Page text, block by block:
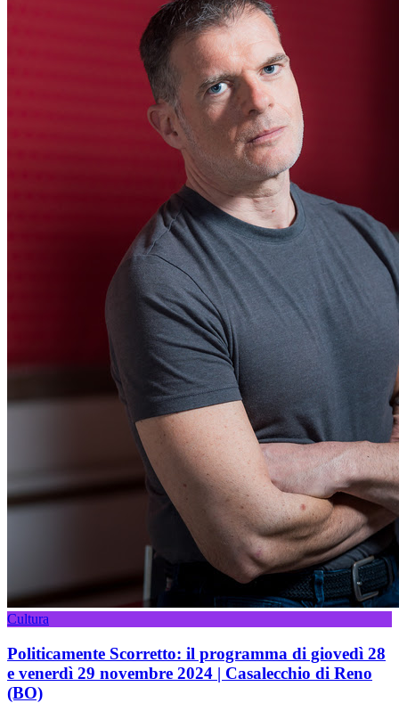
Cultura
Politicamente Scorretto: il programma di giovedì 28
e venerdì 29 novembre 2024 | Casalecchio di Reno
(BO)